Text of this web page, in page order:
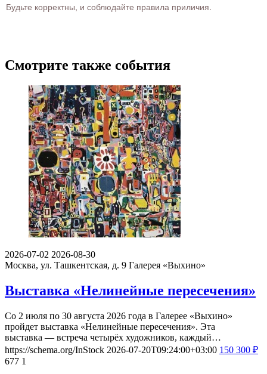
Будьте корректны, и соблюдайте правила приличия.
Смотрите также события
2026-07-02 2026-08-30
Москва, ул. Ташкентская, д. 9 Галерея «Выхино»
Выставка «Нелинейные пересечения»
Со 2 июля по 30 августа 2026 года в Галерее «Выхино»
пройдет выставка «Нелинейные пересечения». Эта
выставка — встреча четырёх художников, каждый…
https://schema.org/InStock 2026-07-20T09:24:00+03:00 150 300 ₽
677 1